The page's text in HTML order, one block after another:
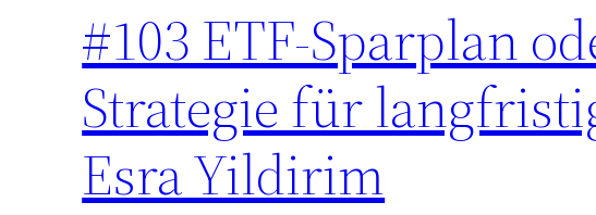
#103 ETF-Sparplan
Strategie für
Esra Yildirim